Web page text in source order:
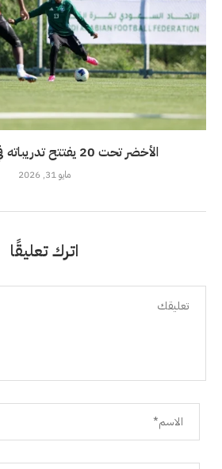
الأخضر تحت 20 يفتتح تدريباته في معسكر تركيا
مايو 31, 2026
اترك تعليقًا